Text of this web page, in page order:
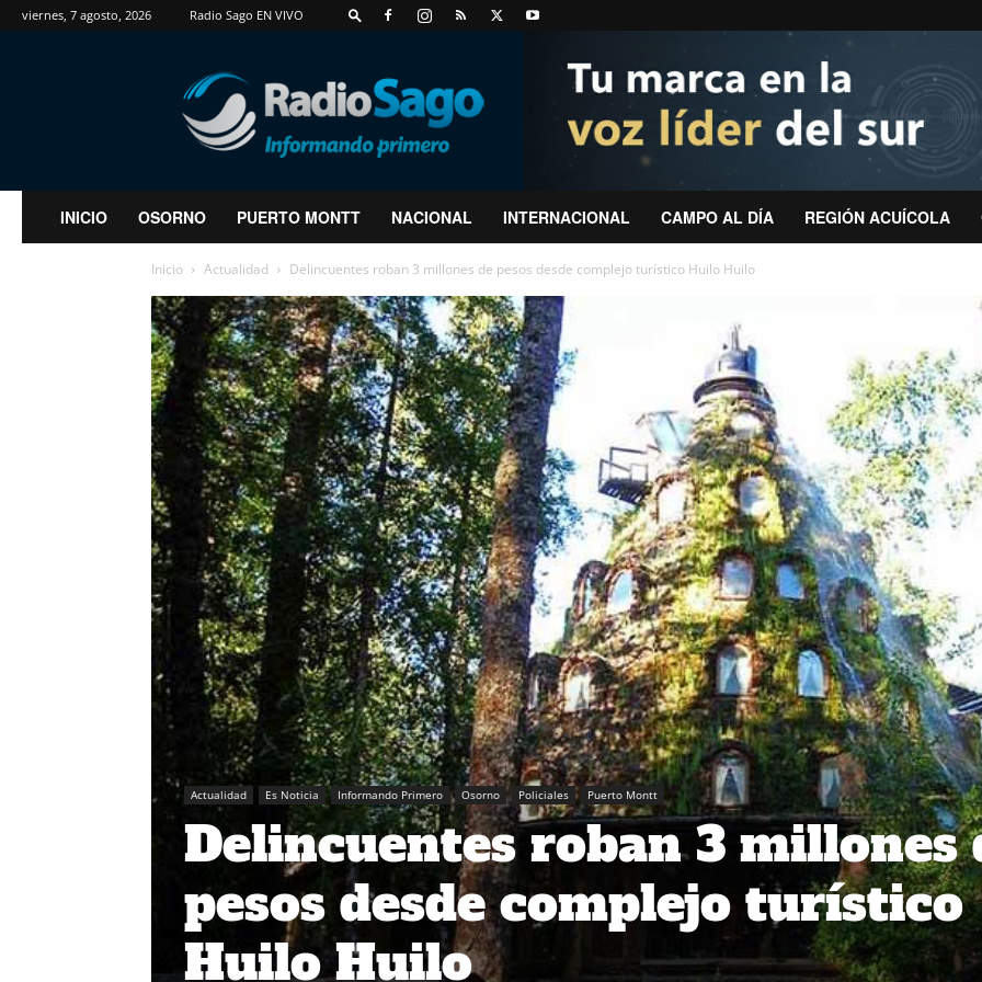
viernes, 7 agosto, 2026 Radio Sago EN VIVO
RadioSago
INICIO OSORNO PUERTO MONTT NACIONAL INTERNACIONAL CAMPO AL DÍA REGIÓN ACUÍCOLA
Inicio Actualidad Delincuentes roban 3 millones de pesos desde complejo turístico Huilo Huilo
Actualidad Es Noticia Informando Primero Osorno Policiales Puerto Montt
Delincuentes roban 3 millones
pesos desde complejo turístico
Huilo Huilo